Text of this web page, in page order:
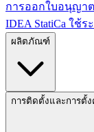
การออกใบอนุญาต
IDEA StatiCa ใช้
ผลิตภัณฑ์
การติดตั้งและการตั้ง